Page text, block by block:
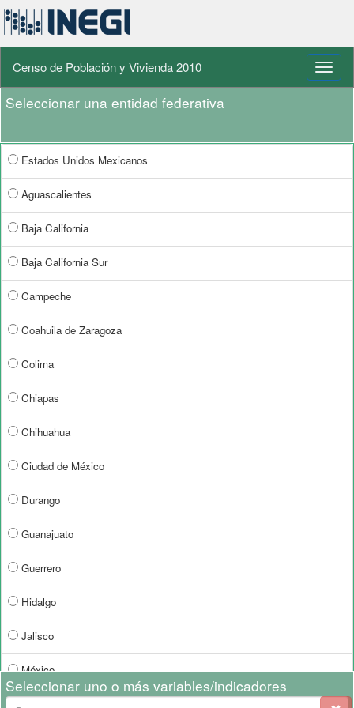
Censo de Población y Vivienda 2010
Seleccionar una entidad federativa
Estados Unidos Mexicanos
Aguascalientes
Baja California
Baja California Sur
Campeche
Coahuila de Zaragoza
Colima
Chiapas
Chihuahua
Ciudad de México
Durango
Guanajuato
Guerrero
Hidalgo
Jalisco
México
Seleccionar uno o más variables/indicadores